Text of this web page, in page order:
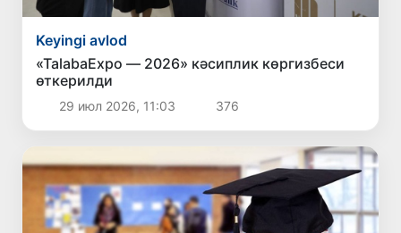
Keyingi avlod
«TalabaExpo — 2026» кәсиплик көргизбеси
өткерилди
29 июл 2026, 11:03 376